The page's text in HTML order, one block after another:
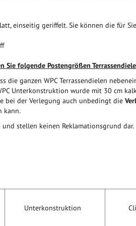
einseitig geriffelt. Sie können die für
Sie folgende Postengrößen
die ganzen WPC Terrassendielen
Unterkonstruktion wurde mit 30 cm
bei der Verlegung auch unbedingt die
kann.
stellen keinen Reklamationsgrund dar.
Unterkonstruktion